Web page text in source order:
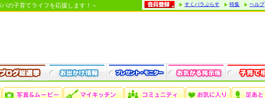
の子育てライフを応援します！～ すくパラぷらす 特集 ヘルプ